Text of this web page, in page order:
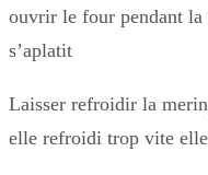
ouvrir le four pendant la
s’aplatit
Laisser refroidir la
elle refroidi trop vite